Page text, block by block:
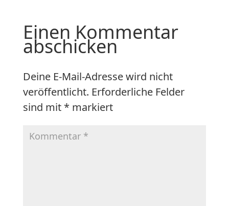
Einen Kommentar
abschicken
Deine E-Mail-Adresse wird nicht
veröffentlicht. Erforderliche Felder
sind mit * markiert